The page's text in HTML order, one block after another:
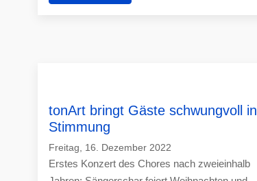
tonArt bringt Gäste schwungvoll in
Stimmung
Freitag, 16. Dezember 2022
Erstes Konzert des Chores nach zweieinhalb